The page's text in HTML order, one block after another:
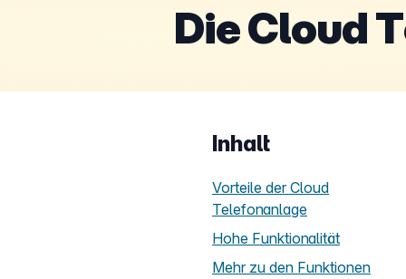
Die Cloud
Inhalt
Vorteile der Cloud
Telefonanlage
Hohe Funktionalität
Mehr zu den Funktionen